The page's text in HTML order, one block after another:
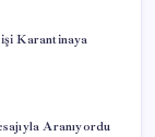
Karantinaya
Aranıyordu